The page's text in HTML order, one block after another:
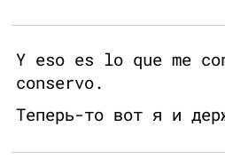
Y eso es lo que me
conservo.
Теперь-то вот я и